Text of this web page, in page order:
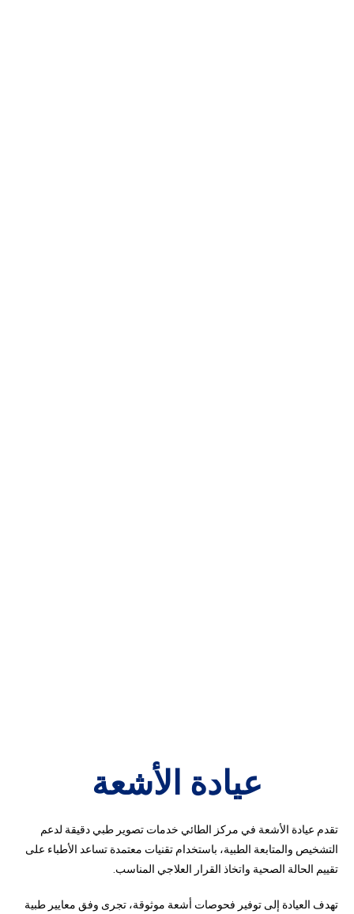
عيادة الأشعة
تقدم عيادة الأشعة في مركز الطائي خدمات تصوير طبي دقيقة لدعم
التشخيص والمتابعة الطبية، باستخدام تقنيات معتمدة تساعد الأطباء على
تقييم الحالة الصحية واتخاذ القرار العلاجي المناسب.
تهدف العيادة إلى توفير فحوصات أشعة موثوقة، تجرى وفق معايير طبية